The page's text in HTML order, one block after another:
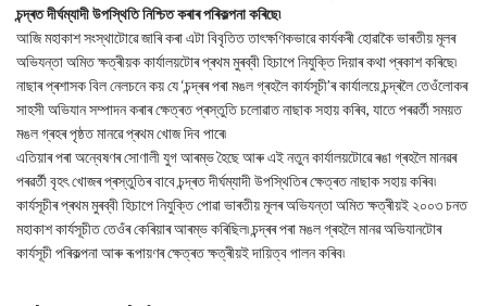
চন্দ্ৰত দীৰ্ঘম্যাদী উপস্থিতি নিশ্চিত কৰাৰ পৰিকল্পনা কৰিছে৷
আজি মহাকাশ সংস্থাটোৱে জাৰি কৰা এটা বিবৃতিত তাৎক্ষণিকভাৱে কাৰ্যকৰী হোৱাকৈ ভাৰতীয় মূলৰ
অভিযন্তা অমিত ক্ষত্ৰীয়ক কাৰ্যালয়টোৰ প্ৰথম মুৰব্বী হিচাপে নিযুক্তি দিয়াৰ কথা প্ৰকাশ কৰিছে৷
নাছাৰ প্ৰশাসক বিল নেলচনে কয় যে ‘চন্দ্ৰৰ পৰা মঙল গ্ৰহলৈ কাৰ্যসূচী’ৰ কাৰ্যালয়ে চন্দ্ৰলৈ তেওঁলোকৰ
সাহসী অভিযান সম্পাদন কৰাৰ ক্ষেত্ৰত প্ৰস্তুতি চলোৱাত নাছাক সহায় কৰিব, যাতে পৰৱৰ্তী সময়ত
মঙল গ্ৰহৰ পৃষ্ঠত মানৱে প্ৰথম খোজ দিব পাৰে৷
এতিয়াৰ পৰা অন্বেষণৰ সোণালী যুগ আৰম্ভ হৈছে আৰু এই নতুন কাৰ্যালয়টোৱে ৰঙা গ্ৰহলৈ মানৱৰ
পৰৱৰ্তী বৃহৎ খোজৰ প্ৰস্তুতিৰ বাবে চন্দ্ৰত দীৰ্ঘম্যাদী উপস্থিতিৰ ক্ষেত্ৰত নাছাক সহায় কৰিব৷
কাৰ্যসূচীৰ প্ৰথম মুৰব্বী হিচাপে নিযুক্তি পোৱা ভাৰতীয় মূলৰ অভিযন্তা অমিত ক্ষত্ৰীয়ই ২০০৩ চনত
মহাকাশ কাৰ্যসূচীত তেওঁৰ কেৰিয়াৰ আৰম্ভ কৰিছিল৷ চন্দ্ৰৰ পৰা মঙল গ্ৰহলৈ মানৱ অভিযানটোৰ
কাৰ্যসূচী পৰিকল্পনা আৰু ৰূপায়ণৰ ক্ষেত্ৰত ক্ষত্ৰীয়ই দায়িত্ব পালন কৰিব৷